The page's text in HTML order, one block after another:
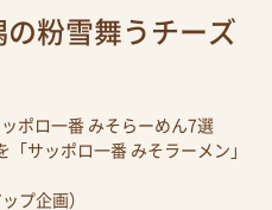
の粉雪舞うチーズ
ポロ一番 みそらーめん7選
サッポロ一番 みそラーメン」
プ企画）